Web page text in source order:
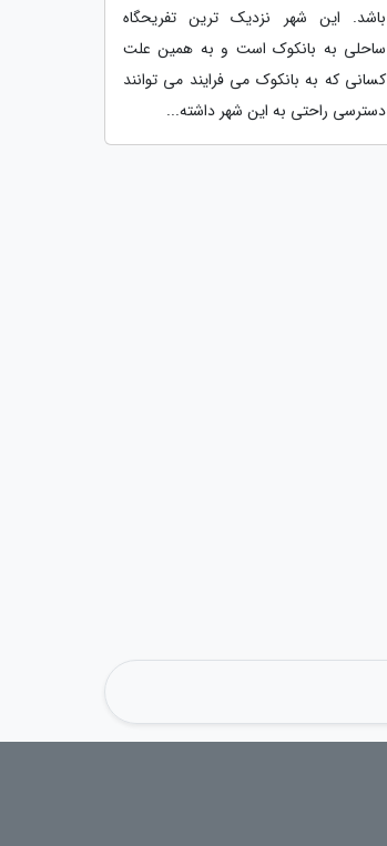
باشد. این شهر نزدیک ترین تفریحگاه
ساحلی به بانکوک است و به همین علت
کسانی که به بانکوک می فرایند می توانند
دسترسی راحتی به این شهر داشته...